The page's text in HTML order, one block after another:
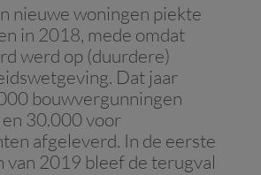
nieuwe woningen piekte
in 2018, mede omdat
werd op (duurdere)
Dat jaar
bouwvergunningen
30.000 voor
afgeleverd. In de eerste
van 2019 bleef de terugval